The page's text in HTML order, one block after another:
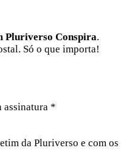
Pluriverso Conspira.
Só o que importa!
assinatura *
da Pluriverso e com os